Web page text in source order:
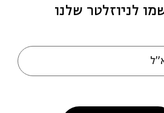
The Ten Commandments,
לניוזלטר שלנו